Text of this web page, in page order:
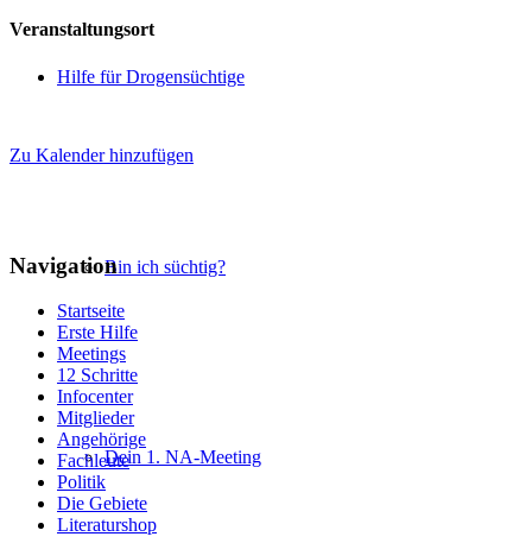
Hilfe für Drogensüchtige
Bin ich süchtig?
Dein 1. NA-Meeting
Veranstaltungsort
Zu Kalender hinzufügen
Navigation
Startseite
Erste Hilfe
Meetings
12 Schritte
Infocenter
Mitglieder
Angehörige
Fachleute
Politik
Die Gebiete
Literaturshop